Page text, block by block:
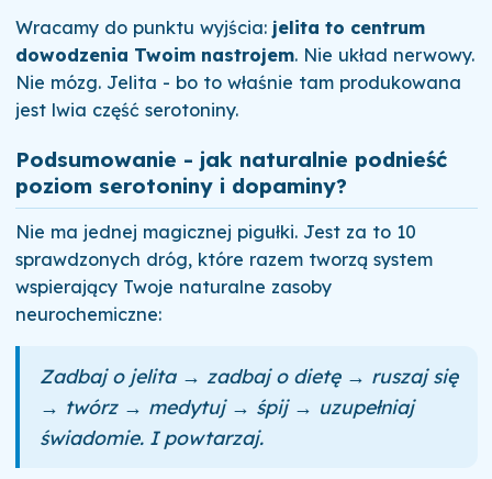
Wracamy do punktu wyjścia: jelita to centrum
dowodzenia Twoim nastrojem. Nie układ nerwowy.
Nie mózg. Jelita - bo to właśnie tam produkowana
jest lwia część serotoniny.
Podsumowanie - jak naturalnie podnieść
poziom serotoniny i dopaminy?
Nie ma jednej magicznej pigułki. Jest za to 10
sprawdzonych dróg, które razem tworzą system
wspierający Twoje naturalne zasoby
neurochemiczne:
Zadbaj o jelita → zadbaj o dietę → ruszaj się
→ twórz → medytuj → śpij → uzupełniaj
świadomie. I powtarzaj.